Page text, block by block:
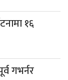
१६
गभर्नर